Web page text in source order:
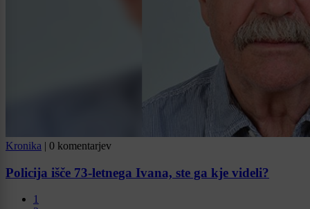
Kronika | 0 komentarjev
Policija išče 73-letnega Ivana, ste ga kje videli?
1